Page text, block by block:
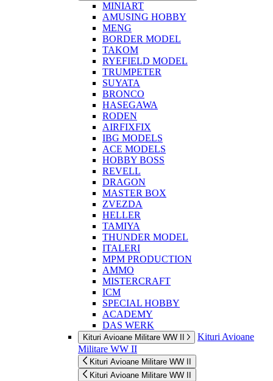
MINIART
AMUSING HOBBY
MENG
BORDER MODEL
TAKOM
RYEFIELD MODEL
TRUMPETER
SUYATA
BRONCO
HASEGAWA
RODEN
AIRFIXFIX
IBG MODELS
ACE MODELS
HOBBY BOSS
REVELL
DRAGON
MASTER BOX
ZVEZDA
HELLER
TAMIYA
THUNDER MODEL
ITALERI
MPM PRODUCTION
AMMO
MISTERCRAFT
ICM
SPECIAL HOBBY
ACADEMY
DAS WERK
Kituri Avioane Militare WW II
Kituri Avioane
Militare WW II
Kituri Avioane Militare WW II
Kituri Avioane Militare WW II